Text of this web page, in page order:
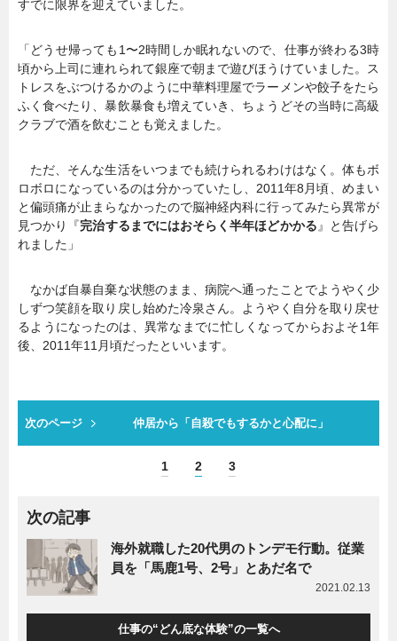
すでに限界を迎えていました。
「どうせ帰っても1〜2時間しか眠れないので、仕事が終わる3時
頃から上司に連れられて銀座で朝まで遊びほうけていました。ス
トレスをぶつけるかのように中華料理屋でラーメンや餃子をたら
ふく食べたり、暴飲暴食も増えていき、ちょうどその当時に高級
クラブで酒を飲むことも覚えました。
ただ、そんな生活をいつまでも続けられるわけはなく。体もボ
ロボロになっているのは分かっていたし、2011年8月頃、めまい
と偏頭痛が止まらなかったので脳神経内科に行ってみたら異常が
見つかり『完治するまでにはおそらく半年ほどかかる 』と告げら
れました」
なかば自暴自棄な状態のまま、病院へ通ったことでようやく少
しずつ笑顔を取り戻し始めた冷泉さん。ようやく自分を取り戻せ
るようになったのは、異常なまでに忙しくなってからおよそ1年
後、2011年11月頃だったといいます。
次のページ 仲居から「自殺でもするかと心配に」
1 2 3
次の記事
海外就職した20代男のトンデモ行動。従業
員を「馬鹿1号、2号」とあだ名で
2021.02.13
仕事の“どん底な体験”の一覧へ